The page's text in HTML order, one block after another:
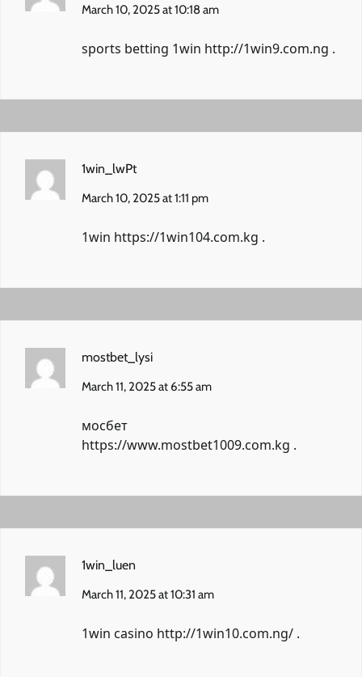
March 10, 2025 at 10:18 am
sports betting 1win http://1win9.com.ng .
1win_lwPt
March 10, 2025 at 1:11 pm
1win https://1win104.com.kg .
mostbet_lysi
March 11, 2025 at 6:55 am
мосбет
https://www.mostbet1009.com.kg .
1win_luen
March 11, 2025 at 10:31 am
1win casino http://1win10.com.ng/ .